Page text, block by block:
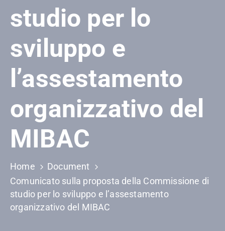
studio per lo
sviluppo e
l’assestamento
organizzativo del
MIBAC
Home
Document
Comunicato sulla proposta della Commissione di
studio per lo sviluppo e l’assestamento
organizzativo del MIBAC